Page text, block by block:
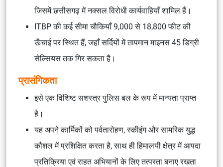
जिसमें छत्तीसगढ़ में नक्सल विरोधी कार्यवाहियाँ शामिल हैं।
ITBP की कई सीमा चौकियाँ 9,000 से 18,800 फीट की
ऊँचाई पर स्थित हैं, जहाँ सर्दियों में तापमान माइनस 45 डिग्री
सेल्सियस तक गिर सकता है।
प्रासंगिकता
इसे एक विशिष्ट सशस्त्र पुलिस बल के रूप में मान्यता प्राप्त
है।
यह अपने कार्मिकों को पर्वतारोहण, स्कीइंग और सामरिक युद्ध
कौशल में प्रशिक्षित करता है, साथ ही हिमालयी क्षेत्र में आपदा
प्रतिक्रिया एवं राहत अभियानों के लिए तत्परता बनाए रखता